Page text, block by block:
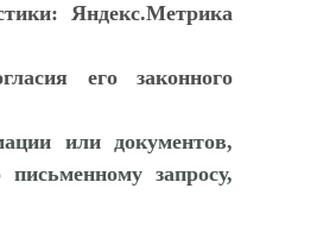
Яндекс.Метрика
его законного
или документов,
запросу,